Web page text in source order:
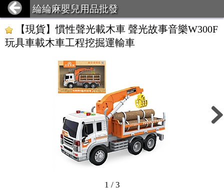
綸綸麻嬰兒用品批發
【現貨】慣性聲光載木車 聲光故事音樂W300F
玩具車載木車工程挖掘運輸車
1 / 3